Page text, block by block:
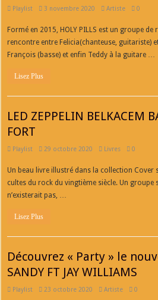
Playlist 3 novembre 2020 Artiste 0
Formé en 2015, HOLY PILLS est un groupe
rencontre entre Felicia(chanteuse, guitariste)
François (basse) et enfin Teddy à la guitare …
Lisez Plus
LED ZEPPELIN BELKACEM
FORT
Playlist 29 octobre 2020 Livres 0
Un beau livre illustré dans la collection Cover
cultes du rock du vingtième siècle. Un
n’existerait pas, …
Lisez Plus
Découvrez « Party » le
SANDY FT JAY WILLIAMS
Playlist 23 octobre 2020 Artiste 0